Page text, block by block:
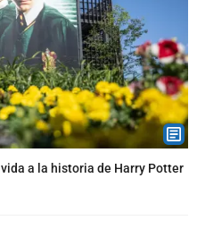
a la historia de Harry Potter